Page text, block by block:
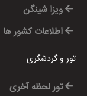
ویزا شینگن
اطلاعات کشور ها
تور و گردشگری
تور لحظه آخری